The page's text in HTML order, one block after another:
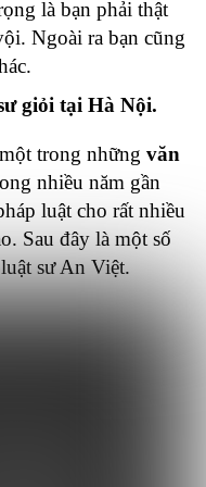
là bạn phải thật
Ngoài ra bạn cũng
giỏi tại Hà Nội.
trong những văn
nhiều năm gần
luật cho rất nhiều
Sau đây là một số
sư An Việt.